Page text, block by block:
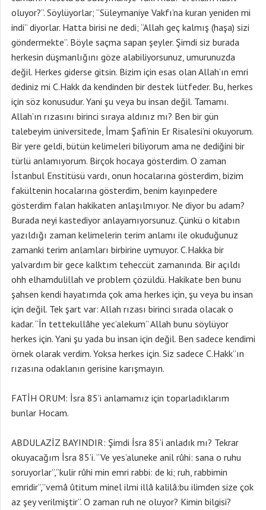
oluyor?”. Söylüyorlar; “Süleymaniye Vakfı’na kuran yeniden mi
indi” diyorlar. Hatta birisi ne dedi; “Allah geç kalmış (haşa) sizi
göndermekte”. Böyle saçma sapan şeyler. Şimdi siz burada
herkesin düşmanlığını göze alabiliyorsunuz, umurunuzda
değil. Herkes giderse gitsin. Bizim için esas olan Allah’ın emri
dediniz mi C.Hakk da kendinden bir destek lütfeder. Bu, herkes
için söz konusudur. Yani şu veya bu insan değil. Tamamı.
Allah’ın rızasını birinci sıraya aldınız mı? Ben bir gün
talebeyim üniversitede, İmam Şafi’nin Er Risalesi’ni okuyorum.
Bir yere geldi, bütün kelimeleri biliyorum ama ne dediğini bir
türlü anlamıyorum. Birçok hocaya gösterdim. O zaman
İstanbul Enstitüsü vardı, onun hocalarına gösterdim, bizim
fakültenin hocalarına gösterdim, benim kayınpedere
gösterdim falan hakikaten anlaşılmıyor. Ne diyor bu adam?
Burada neyi kastediyor anlayamıyorsunuz. Çünkü o kitabın
yazıldığı zaman kelimelerin terim anlamı ile okuduğunuz
zamanki terim anlamları birbirine uymuyor. C.Hakka bir
yalvardım bir gece kalktım teheccüt zamanında. Bir açıldı
ohh elhamdulillah ve problem çözüldü. Hakikate ben bunu
şahsen kendi hayatımda çok ama herkes için, şu veya bu insan
için değil. Tek şart var: Allah rızası birinci sırada olacak o
kadar. “İn tettekullâhe yec’alekum” Allah bunu söylüyor
herkes için. Yani şu yada bu insan için değil. Ben sadece kendimi
örnek olarak verdim. Yoksa herkes için. Siz sadece C.Hakk”ın
rızasına odaklanın gerisine karışmayın.
FATİH ORUM: İsra 85’i anlamamız için toparladıklarım
bunlar Hocam.
ABDULAZİZ BAYINDIR: Şimdi İsra 85’i anladık mı? Tekrar
okuyacağım İsra 85’i. “Ve yes’aluneke anil rûhi: sana o ruhu
soruyorlar”,”kulir rûhi min emri rabbi: de ki; ruh, rabbimin
emridir”,”vemâ ûtitum minel ilmi illâ kalilâ:bu ilimden size çok
az şey verilmiştir”. O zaman ruh ne oluyor? Kimin bilgisi?